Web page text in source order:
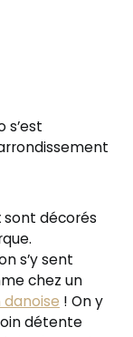
s’est
sont décorés
s’y sent
chez un
! On y
détente